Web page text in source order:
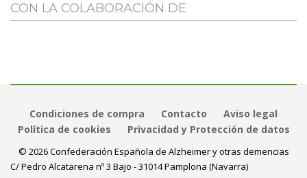
CON LA COLABORACIÓN DE
Condiciones de compra Contacto
Aviso legal
Política de cookies
Privacidad y Protección de datos
© 2026 Confederación Española de Alzheimer y otras demencias
C/ Pedro Alcatarena nº 3 Bajo - 31014 Pamplona (Navarra)